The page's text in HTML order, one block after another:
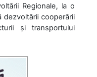
Regionale, la o
dezvoltării cooperării
și transportului